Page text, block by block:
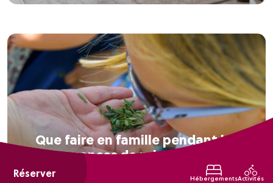
Réserver HébergementsActivités
Que faire en famille pendant les
vacances de printemps ?